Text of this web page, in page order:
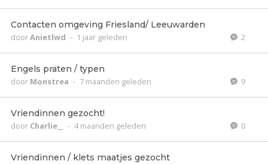
Contacten omgeving Friesland/ Leeuwarden
doorAnietlwd - 1 jaar geleden 2
Engels praten / typen
door Monstrea - 7 maanden geleden 9
Vriendinnen gezocht!
door Charlie__ - 4 maanden geleden 0
Vriendinnen / klets maatjes gezocht